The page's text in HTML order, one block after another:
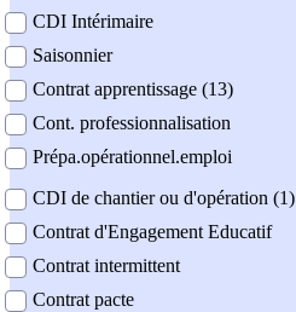
CDI Intérimaire
Saisonnier
Contrat apprentissage (13)
Cont. professionnalisation
Prépa.opérationnel.emploi
CDI de chantier ou d'opération (1)
Contrat d'Engagement Educatif
Contrat intermittent
Contrat pacte